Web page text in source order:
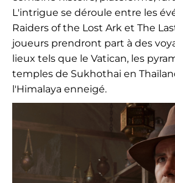
L'intrigue se déroule entre les
Raiders of the Lost Ark et The
joueurs prendront part à des
lieux tels que le Vatican, les
temples de Sukhothai en
l'Himalaya enneigé.